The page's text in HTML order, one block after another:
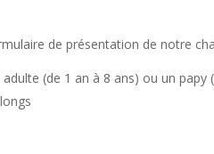
de présentation de notre
(de 1 an à 8 ans) ou un papy